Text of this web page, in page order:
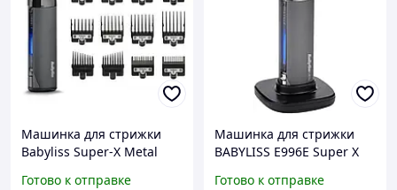
Машинка для стрижки
Babyliss Super-X Metal
Готово к отправке
Машинка для стрижки
BABYLISS E996E Super X
Готово к отправке